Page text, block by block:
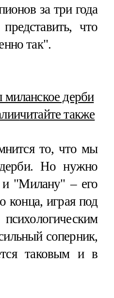
за три года
что
так".
дерби
читайте также
то, что мы
Но нужно
и "Милану" – его
конца, играя под
соперник,
таковым и в